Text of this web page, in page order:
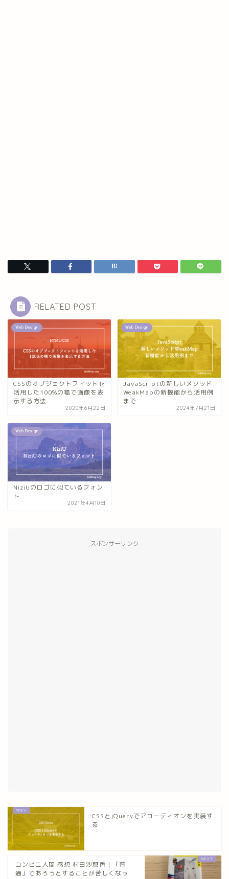
RELATED POST
Web Design
CSSのオブジェクトフィットを
活用した100%の幅で画像を表
示する方法
2020年6月22日
Web Design
JavaScriptの新しいメソッド
WeakMapの新機能から活用例
まで
2024年7月21日
Web Design
NiziUのロゴに似ているフォン
ト
2021年4月10日
スポンサーリンク
CSSとjQueryでアコーディオンを実装す
る
コンビニ人間 感想 村田沙耶香｜「普
通」であろうとすることが苦しくなっ